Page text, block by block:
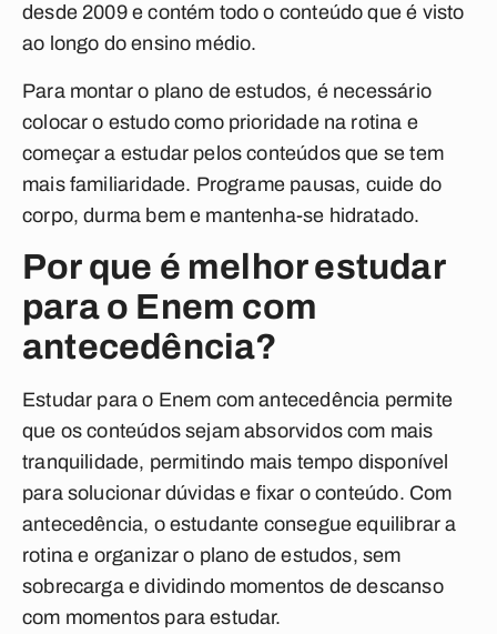
desde 2009 e contém todo o conteúdo que é visto
ao longo do ensino médio.
Para montar o plano de estudos, é necessário
colocar o estudo como prioridade na rotina e
começar a estudar pelos conteúdos que se tem
mais familiaridade. Programe pausas, cuide do
corpo, durma bem e mantenha-se hidratado.
Por que é melhor estudar
para o Enem com
antecedência?
Estudar para o Enem com antecedência permite
que os conteúdos sejam absorvidos com mais
tranquilidade, permitindo mais tempo disponível
para solucionar dúvidas e fixar o conteúdo. Com
antecedência, o estudante consegue equilibrar a
rotina e organizar o plano de estudos, sem
sobrecarga e dividindo momentos de descanso
com momentos para estudar.